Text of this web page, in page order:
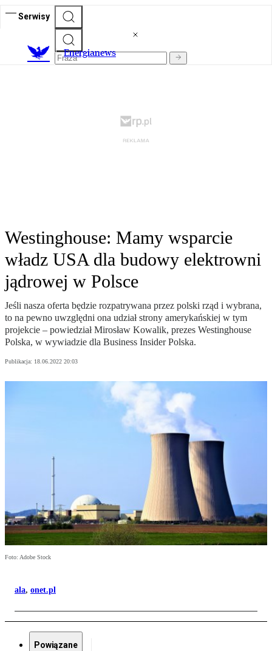
Serwisy
Energianews
Westinghouse: Mamy wsparcie
władz USA dla budowy elektrowni
jądrowej w Polsce
Jeśli nasza oferta będzie rozpatrywana przez polski rząd i wybrana,
to na pewno uwzględni ona udział strony amerykańskiej w tym
projekcie – powiedział Mirosław Kowalik, prezes Westinghouse
Polska, w wywiadzie dla Business Insider Polska.
Publikacja: 18.06.2022 20:03
Foto: Adobe Stock
ala, onet.pl
Powiązane